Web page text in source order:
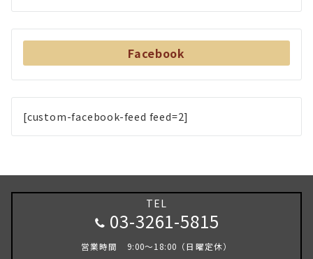
Facebook
[custom-facebook-feed feed=2]
TEL
03-3261-5815
営業時間 9:00～18:00（日曜定休）